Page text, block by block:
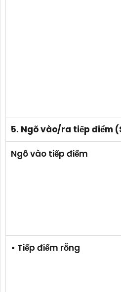
5. Ngõ vào/ra tiếp điểm
Ngõ vào tiếp điểm
• Tiếp điểm rỗng